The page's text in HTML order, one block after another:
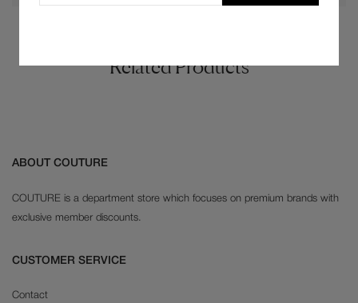
Related Products
ABOUT COUTURE
COUTURE is a department store which focuses on premium brands with
exclusive member discounts.
CUSTOMER SERVICE
Contact